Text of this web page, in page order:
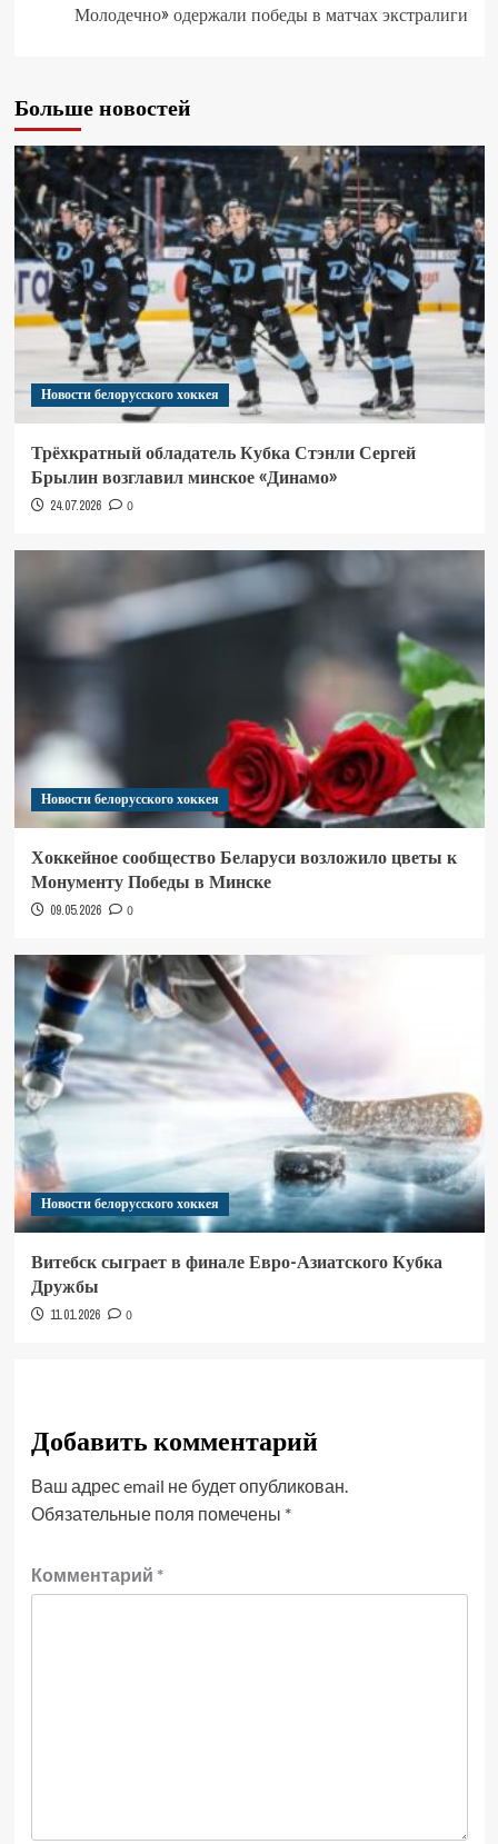
Молодечно» одержали победы в матчах экстралиги
Больше новостей
Новости белорусского хоккея
Трёхкратный обладатель Кубка Стэнли Сергей
Брылин возглавил минское «Динамо»
24.07.2026 0
Новости белорусского хоккея
Хоккейное сообщество Беларуси возложило цветы к
Монументу Победы в Минске
09.05.2026 0
Новости белорусского хоккея
Витебск сыграет в финале Евро-Азиатского Кубка
Дружбы
11.01.2026 0
Добавить комментарий
Ваш адрес email не будет опубликован.
Обязательные поля помечены *
Комментарий *